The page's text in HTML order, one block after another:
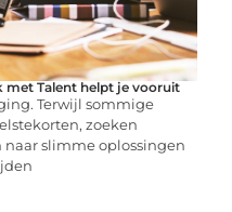
met Talent helpt je vooruit
Terwijl sommige
zoeken
naar slimme oplossingen